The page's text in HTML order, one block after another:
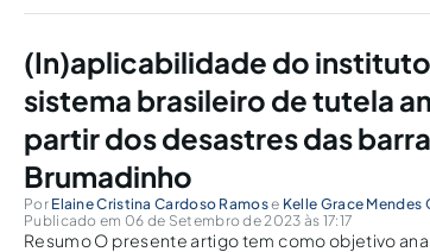
viveu-se...
(In)aplicabilidade do
sistema brasileiro de tutela
partir dos desastres das
Brumadinho
Por Elaine Cristina Cardoso Ramose Kelle Grace Mendes
Publicado em 06 de Setembro de 2023 às 17:17
Resumo O presente artigo tem como objetivo